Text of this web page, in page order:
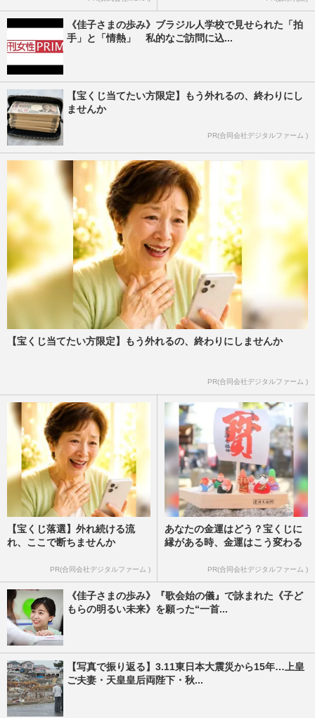
《佳子さまの歩み》ブラジル人学校で見せられた「拍
手」と「情熱」 私的なご訪問に込...
【宝くじ当てたい方限定】もう外れるの、終わりにし
ませんか
PR(合同会社デジタルファーム )
【宝くじ当てたい方限定】もう外れるの、終わりにしませんか
PR(合同会社デジタルファーム )
【宝くじ落選】外れ続ける流
れ、ここで断ちませんか
PR(合同会社デジタルファーム )
あなたの金運はどう？宝くじに
縁がある時、金運はこう変わる
PR(合同会社デジタルファーム )
《佳子さまの歩み》『歌会始の儀』で詠まれた《子ど
もらの明るい未来》を願った“一首...
【写真で振り返る】3.11東日本大震災から15年…上皇
ご夫妻・天皇皇后両陛下・秋...